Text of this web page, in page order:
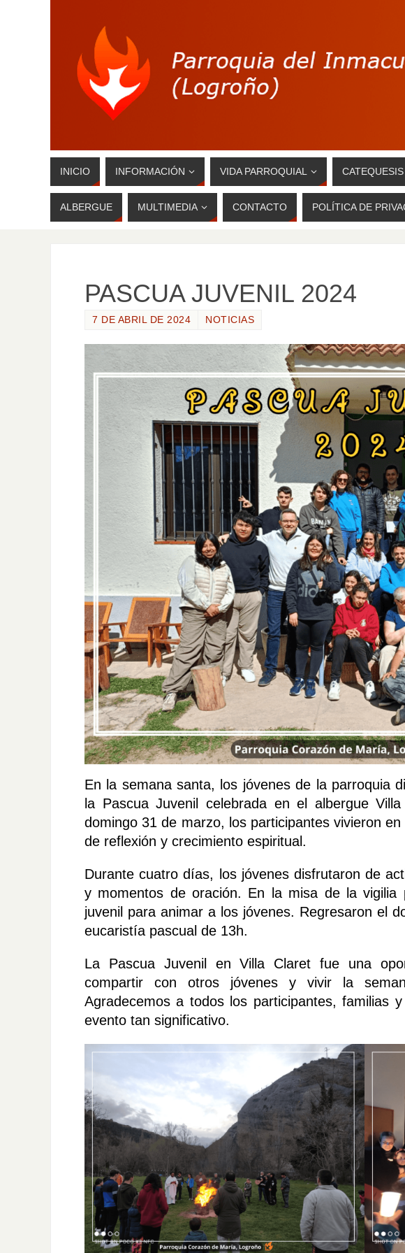
INICIO INFORMACIÓN VIDA PARROQUIAL CATEQUESIS
ALBERGUE MULTIMEDIA CONTACTO POLÍTICA DE
PASCUA JUVENIL 2024
7 DE ABRIL DE 2024 NOTICIAS
En la semana santa, los jóvenes de la parroquia
la Pascua Juvenil celebrada en el albergue
domingo 31 de marzo, los participantes vivieron
de reflexión y crecimiento espiritual.
Durante cuatro días, los jóvenes disfrutaron de
y momentos de oración. En la misa de la vigilia
juvenil para animar a los jóvenes. Regresaron el
eucaristía pascual de 13h.
La Pascua Juvenil en Villa Claret fue una
compartir con otros jóvenes y vivir la
Agradecemos a todos los participantes, familias
evento tan significativo.